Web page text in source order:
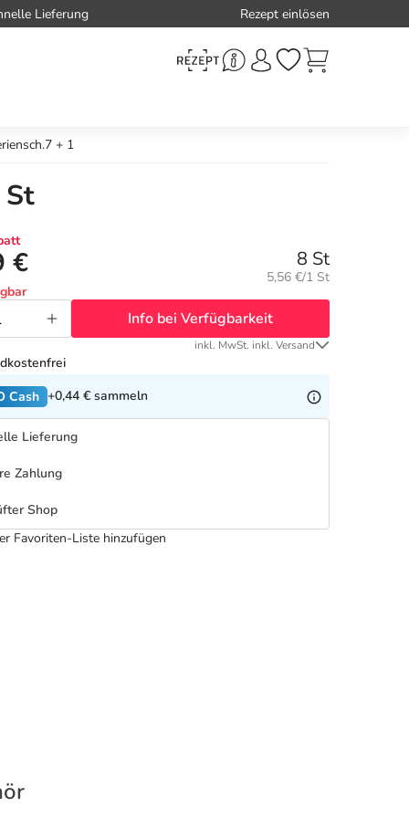
Lieferung Rezept einlösen
+ 1
St
€ 8 St
Grundpreis:
5,56 €/1 St
Info bei Verfügbarkeit
inkl. MwSt. inkl. Versand
Cash +0,44 € sammeln
Lieferung
Zahlung
Shop
Favoriten-Liste hinzufügen